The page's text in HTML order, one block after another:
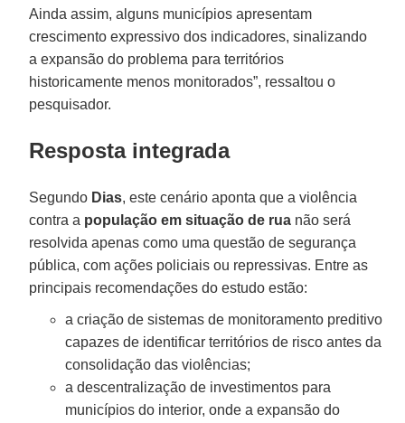
Ainda assim, alguns municípios apresentam
crescimento expressivo dos indicadores, sinalizando
a expansão do problema para territórios
historicamente menos monitorados”, ressaltou o
pesquisador.
Resposta integrada
Segundo Dias, este cenário aponta que a violência
contra a população em situação de rua não será
resolvida apenas como uma questão de segurança
pública, com ações policiais ou repressivas. Entre as
principais recomendações do estudo estão:
a criação de sistemas de monitoramento preditivo
capazes de identificar territórios de risco antes da
consolidação das violências;
a descentralização de investimentos para
municípios do interior, onde a expansão do